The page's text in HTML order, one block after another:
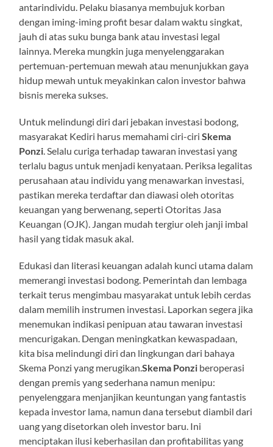
antarindividu. Pelaku biasanya membujuk korban
dengan iming-iming profit besar dalam waktu singkat,
jauh di atas suku bunga bank atau investasi legal
lainnya. Mereka mungkin juga menyelenggarakan
pertemuan-pertemuan mewah atau menunjukkan gaya
hidup mewah untuk meyakinkan calon investor bahwa
bisnis mereka sukses.
Untuk melindungi diri dari jebakan investasi bodong,
masyarakat Kediri harus memahami ciri-ciriSkema
Ponzi . Selalu curiga terhadap tawaran investasi yang
terlalu bagus untuk menjadi kenyataan. Periksa legalitas
perusahaan atau individu yang menawarkan investasi,
pastikan mereka terdaftar dan diawasi oleh otoritas
keuangan yang berwenang, seperti Otoritas Jasa
Keuangan (OJK). Jangan mudah tergiur oleh janji imbal
hasil yang tidak masuk akal.
Edukasi dan literasi keuangan adalah kunci utama dalam
memerangi investasi bodong. Pemerintah dan lembaga
terkait terus mengimbau masyarakat untuk lebih cerdas
dalam memilih instrumen investasi. Laporkan segera jika
menemukan indikasi penipuan atau tawaran investasi
mencurigakan. Dengan meningkatkan kewaspadaan,
kita bisa melindungi diri dan lingkungan dari bahaya
Skema Ponzi yang merugikan.Skema Ponzi beroperasi
dengan premis yang sederhana namun menipu:
penyelenggara menjanjikan keuntungan yang fantastis
kepada investor lama, namun dana tersebut diambil dari
uang yang disetorkan oleh investor baru. Ini
menciptakan ilusi keberhasilan dan profitabilitas yang